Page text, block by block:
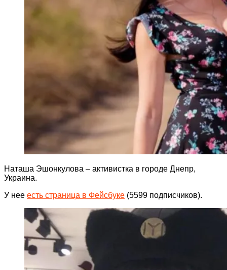
Наташа Эшонкулова – активистка в городе Днепр,
Украина.
У нее есть страница в Фейсбуке (5599 подписчиков).